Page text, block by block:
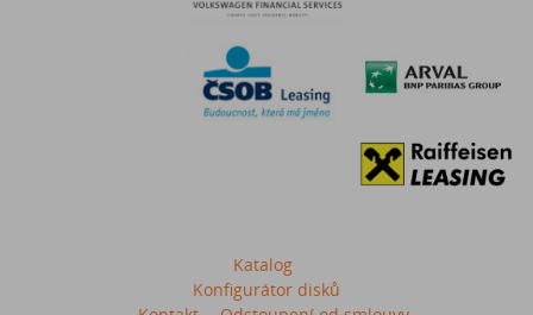
Katalog
Konfigurátor disků